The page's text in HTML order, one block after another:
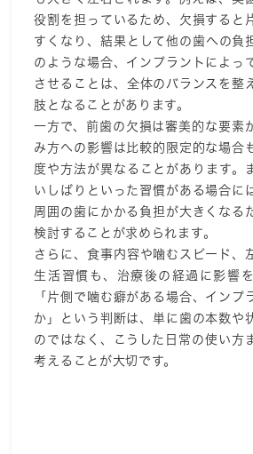
役割を担っているため、欠損すると
すくなり、結果として他の歯への負
のような場合、インプラントによっ
させることは、全体のバランスを整
肢となることがあります。
一方で、前歯の欠損は審美的な要素
み方への影響は比較的限定的な場合
度や方法が異なることがあります。
いしばりといった習慣がある場合に
周囲の歯にかかる負担が大きくなる
検討することが求められます。
さらに、食事内容や噛むスピード、
生活習慣も、治療後の経過に影響
「片側で噛む癖がある場合、インプ
か」という判断は、単に歯の本数や
のではなく、こうした日常の使い方
考えることが大切です。